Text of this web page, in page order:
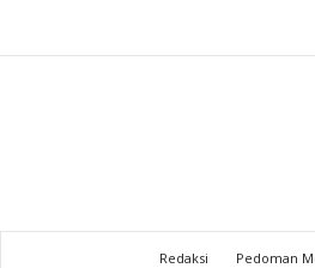
Redaksi
Pedoman